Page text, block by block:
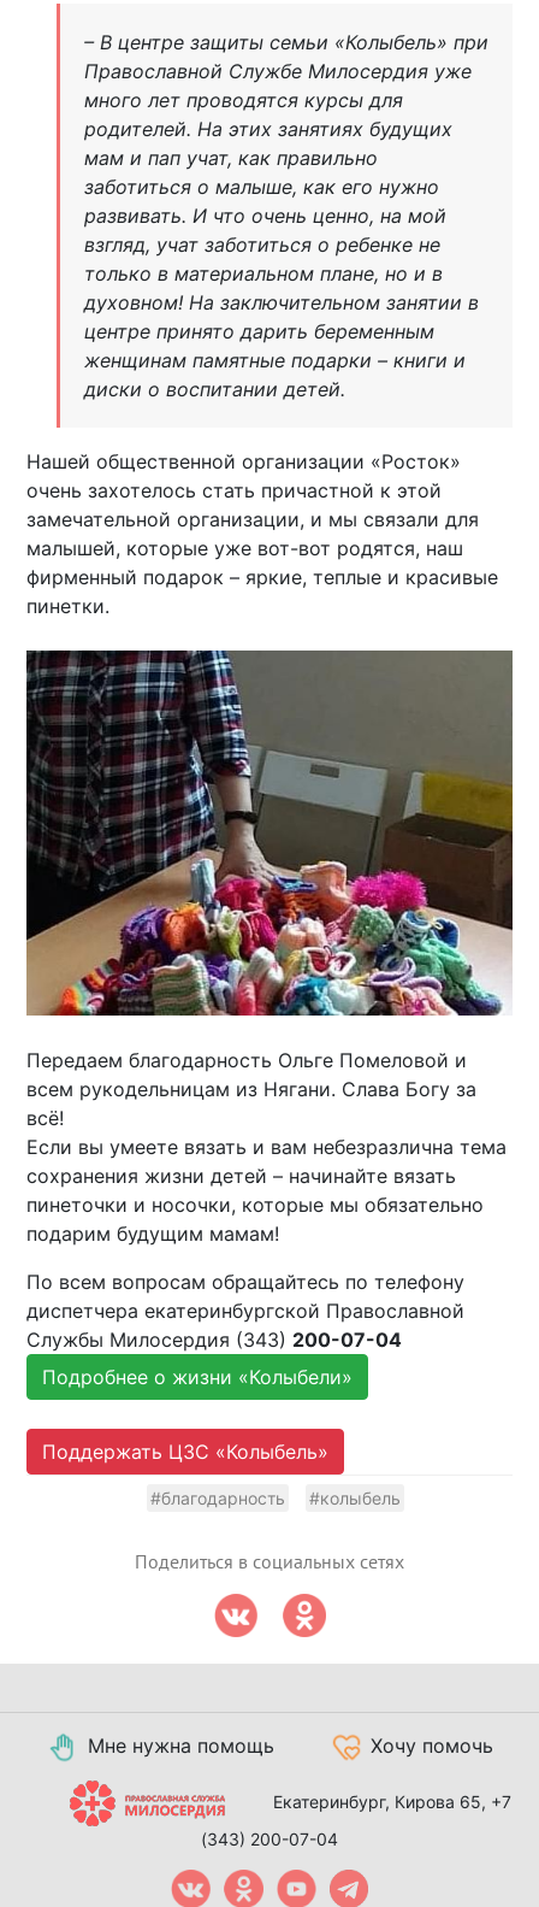
– В центре защиты семьи «Колыбель» при
Православной Службе Милосердия уже
много лет проводятся курсы для
родителей. На этих занятиях будущих
мам и пап учат, как правильно
заботиться о малыше, как его нужно
развивать. И что очень ценно, на мой
взгляд, учат заботиться о ребенке не
только в материальном плане, но и в
духовном! На заключительном занятии в
центре принято дарить беременным
женщинам памятные подарки – книги и
диски о воспитании детей.
Нашей общественной организации «Росток»
очень захотелось стать причастной к этой
замечательной организации, и мы связали для
малышей, которые уже вот-вот родятся, наш
фирменный подарок – яркие, теплые и красивые
пинетки.
Передаем благодарность Ольге Помеловой и
всем рукодельницам из Нягани. Слава Богу за
всё!
Если вы умеете вязать и вам небезразлична тема
сохранения жизни детей – начинайте вязать
пинеточки и носочки, которые мы обязательно
подарим будущим мамам!
По всем вопросам обращайтесь по телефону
диспетчера екатеринбургской Православной
Службы Милосердия (343) 200-07-04
Подробнее о жизни «Колыбели»
Поддержать ЦЗС «Колыбель»
#благодарность #колыбель
Поделиться в социальных сетях
Мне нужна помощь Хочу помочь
Екатеринбург, Кирова 65, +7
(343) 200-07-04